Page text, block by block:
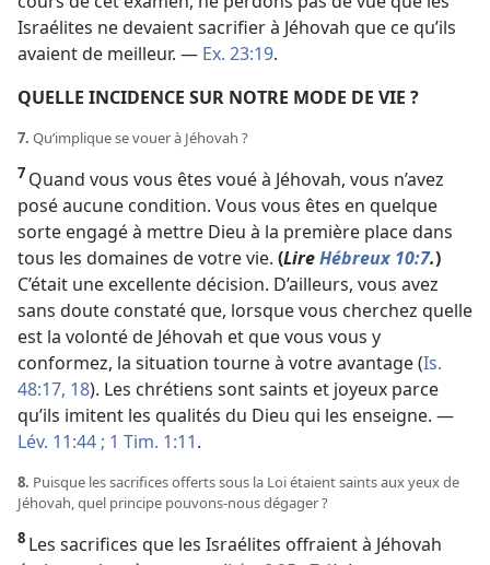
Israélites ne devaient sacrifier à Jéhovah que ce qu’ils
avaient de meilleur. — Ex. 23:19.
QUELLE INCIDENCE SUR NOTRE MODE DE VIE ?
7. Qu’implique se vouer à Jéhovah ?
7 Quand vous vous êtes voué à Jéhovah, vous n’avez
posé aucune condition. Vous vous êtes en quelque
sorte engagé à mettre Dieu à la première place dans
tous les domaines de votre vie. (LireHébreux 10:7.)
C’était une excellente décision. D’ailleurs, vous avez
sans doute constaté que, lorsque vous cherchez quelle
est la volonté de Jéhovah et que vous vous y
conformez, la situation tourne à votre avantage (Is.
48:17, 18). Les chrétiens sont saints et joyeux parce
qu’ils imitent les qualités du Dieu qui les enseigne. —
Lév. 11:44 ; 1 Tim. 1:11.
8. Puisque les sacrifices offerts sous la Loi étaient saints aux yeux de
Jéhovah, quel principe pouvons-​nous dégager ?
8 Les sacrifices que les Israélites offraient à Jéhovah